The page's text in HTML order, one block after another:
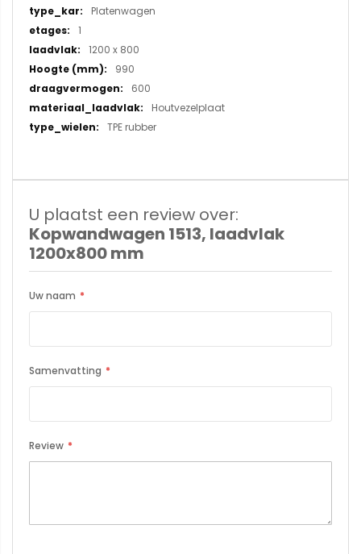
Platenwagen
1
1200 x 800
990
600
Houtvezelplaat
TPE rubber
U plaatst een review over:
Kopwandwagen 1513, laadvlak
1200x800 mm
Uw naam
Samenvatting
Review